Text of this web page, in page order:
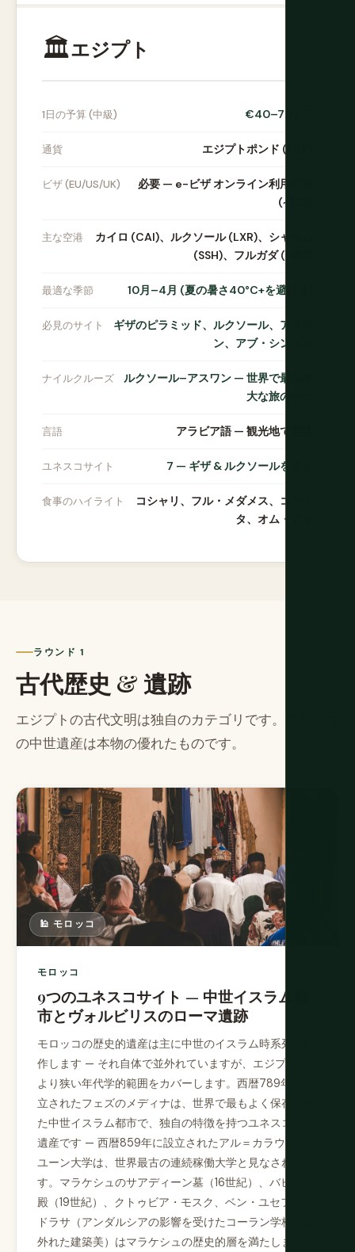
🏛️エジプト
1日の予算 (中級) €40–70 / 日
通貨 エジプトポンド (EGP)
ビザ (EU/US/UK)
必要 — e-ビザ オンライン利用可能
(~$25)
主な空港
カイロ (CAI)、ルクソール (LXR)、シャルム
(SSH)、フルガダ (HRG)
最適な季節 10月–4月 (夏の暑さ40°C+を避ける)
必見のサイト
ギザのピラミッド、ルクソール、アスワ
ン、アブ・シンベル
ナイルクルーズ
ルクソール–アスワン — 世界で最も偉
大な旅の一つ
言語 アラビア語 — 観光地で英語
ユネスコサイト 7 — ギザ & ルクソールを含む
食事のハイライト
コシャリ、フル・メダメス、コーフ
タ、オム・アリ
ラウンド 1
古代歴史 & 遺跡
エジプトの古代文明は独自のカテゴリです。モロッコ
の中世遺産は本物の優れたものです。
🕌 モロッコ
モロッコ
9つのユネスコサイト — 中世イスラム都
市とヴォルビリスのローマ遺跡
モロッコの歴史的遺産は主に中世のイスラム時系列で動
作します — それ自体で並外れていますが、エジプトの
より狭い年代学的範囲をカバーします。西暦789年に設
立されたフェズのメディナは、世界で最もよく保存され
た中世イスラム都市で、独自の特徴を持つユネスコ世界
遺産です — 西暦859年に設立されたアル＝カラウィー
ユーン大学は、世界最古の連続稼働大学と見なされま
す。マラケシュのサアディーン墓（16世紀）、バヒア宮
殿（19世紀）、クトゥビア・モスク、ベン・ユセフ・マ
ドラサ（アンダルシアの影響を受けたコーラン学校で並
外れた建築美）はマラケシュの歴史的層を満たします。